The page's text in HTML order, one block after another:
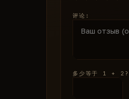
FOV：0–180°
速度：0–100%
评论:
多少等于 1 +